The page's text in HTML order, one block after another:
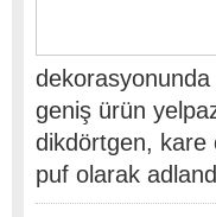
dekorasyonunda
geniş ürün
dikdörtgen, kare
puf olarak